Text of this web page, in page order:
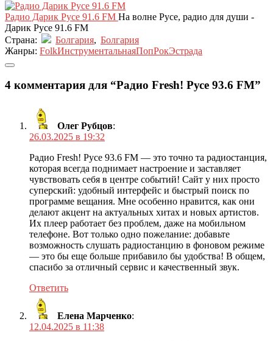
Радио Дарик Русе 91.6 FM На волне Русе, радио для души -
Дарик Русе 91.6 FM
Страна:
Болгария, Болгария
Жанры: FolkИнструментальнаяПопРокЭстрада
4 комментария для “Радио Fresh! Русе 93.6 FM”
Олег Рубцов:
26.03.2025 в 19:32
Радио Fresh! Русе 93.6 FM — это точно та радиостанция,
которая всегда поднимает настроение и заставляет
чувствовать себя в центре событий! Сайт у них просто
суперский: удобный интерфейс и быстрый поиск по
программе вещания. Мне особенно нравится, как они
делают акцент на актуальных хитах и новых артистов.
Их плеер работает без проблем, даже на мобильном
телефоне. Вот только одно пожелание: добавьте
возможность слушать радиостанцию в фоновом режиме
— это бы еще больше прибавило бы удобства! В общем,
спасибо за отличный сервис и качественный звук.
Ответить
Елена Марченко:
12.04.2025 в 11:38